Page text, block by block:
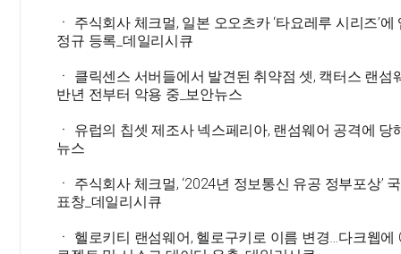
ㆍ 주식회사 체크멀, 일본 오오츠카 ‘타요레루 시리즈’에
정규 등록_데일리시큐
ㆍ 클릭센스 서버들에서 발견된 취약점 셋, 캑터스 랜섬
반년 전부터 악용 중_보안뉴스
ㆍ 유럽의 칩셋 제조사 넥스페리아, 랜섬웨어 공격에 당
뉴스
ㆍ 주식회사 체크멀, ‘2024년 정보통신 유공 정부포상’
표창_데일리시큐
ㆍ 헬로키티 랜섬웨어, 헬로구키로 이름 변경…다크웹에